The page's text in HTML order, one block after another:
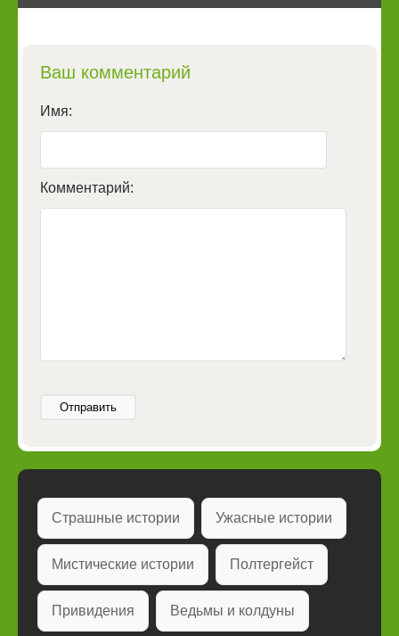
Ваш комментарий
Имя:
Комментарий:
Отправить
Страшные истории Ужасные истории
Мистические истории Полтергейст
Привидения Ведьмы и колдуны